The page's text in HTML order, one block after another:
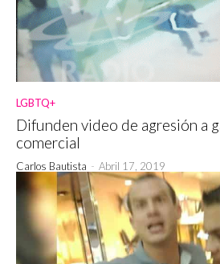
LGBTQ+
Difunden video de agresión a
comercial
Carlos Bautista - Abril 17, 2019